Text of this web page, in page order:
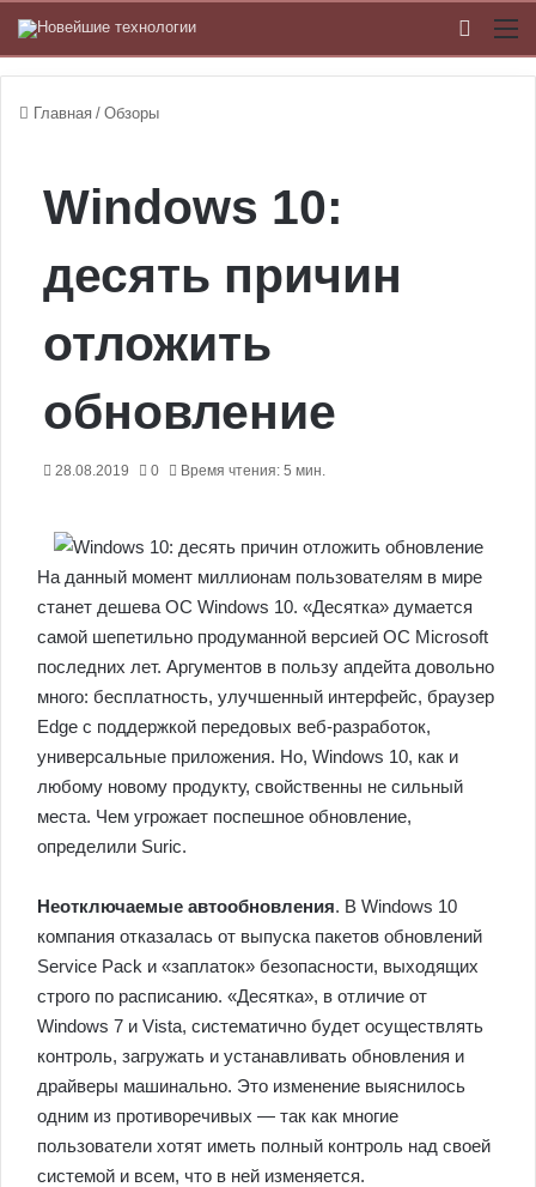
Главная / Обзоры
Windows 10:
десять причин
отложить
обновление
28.08.2019 0 Время чтения: 5 мин.
На данный момент миллионам пользователям в мире
станет дешева ОС Windows 10. «Десятка» думается
самой шепетильно продуманной версией ОС Microsoft
последних лет. Аргументов в пользу апдейта довольно
много: бесплатность, улучшенный интерфейс, браузер
Edge с поддержкой передовых веб-разработок,
универсальные приложения. Но, Windows 10, как и
любому новому продукту, свойственны не сильный
места. Чем угрожает поспешное обновление,
определили Suric.
Неотключаемые автообновления. В Windows 10
компания отказалась от выпуска пакетов обновлений
Service Pack и «заплаток» безопасности, выходящих
строго по расписанию. «Десятка», в отличие от
Windows 7 и Vista, систематично будет осуществлять
контроль, загружать и устанавливать обновления и
драйверы машинально. Это изменение выяснилось
одним из противоречивых — так как многие
пользователи хотят иметь полный контроль над своей
системой и всем, что в ней изменяется.